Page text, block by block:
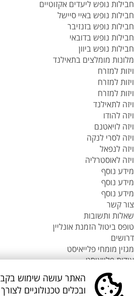
חבילות נופש ליעדים אקזוטיים
חבילות נופש באיי סיישל
חבילות נופש בזנזיבר
חבילות נופש בדובאי
חבילות נופש ביוון
מלונות מומלצים בתאילנד
ויזות למזרח
ויזות למזרח
ויזות למזרח
ויזה לתאילנד
ויזה להודו
ויזה לויאטנם
ויזה לסרי לנקה
ויזה לנפאל
ויזה לאוסטרליה
מידע נוסף
מידע נוסף
מידע נוסף
צור קשר
שאלות ותשובות
טופס ביטול הזמנת אונליין
דרושים
מגזין מומחי פלייאיסט
אודות פלייאיסט
סניפי flyeast בעולם
סניפי flyeast בעולם
ובכלים טכנולוגיים